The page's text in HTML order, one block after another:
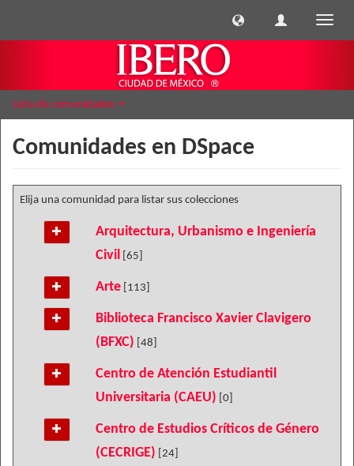
Lista de comunidades
Comunidades en DSpace
Elija una comunidad para listar sus colecciones
Arquitectura, Urbanismo e Ingeniería
Civil [65]
Arte [113]
Biblioteca Francisco Xavier Clavigero
(BFXC) [48]
Centro de Atención Estudiantil
Universitaria (CAEU) [0]
Centro de Estudios Críticos de Género
(CECRIGE) [24]